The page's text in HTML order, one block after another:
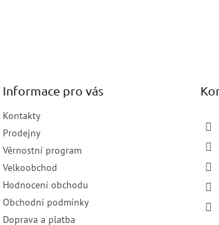
Informace pro vás
Kontakty
Prodejny
Věrnostní program
Velkoobchod
Hodnocení obchodu
Obchodní podmínky
Doprava a platba